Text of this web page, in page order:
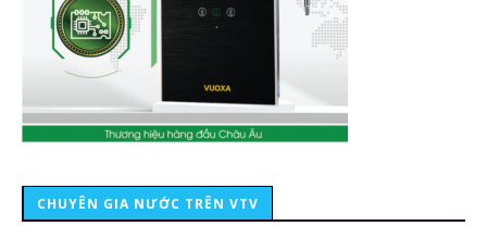
CHUYÊN GIA NƯỚC TRÊN VTV